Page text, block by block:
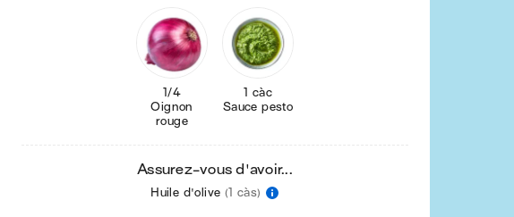
1/4
Oignon
rouge
1 càc
Sauce pesto
Assurez-vous d'avoir...
Huile d'olive (1 càs)